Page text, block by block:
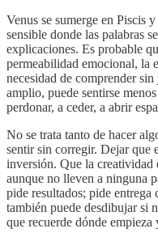
Venus se sumerge en Piscis
sensible donde las palabras
explicaciones. Es probable
permeabilidad emocional, la
necesidad de comprender
amplio, puede sentirse
perdonar, a ceder, a abrir
No se trata tanto de hacer
sentir sin corregir. Dejar que
inversión. Que la creatividad
aunque no lleven a ninguna
pide resultados; pide entrega
también puede desdibujar si
que recuerde dónde empieza